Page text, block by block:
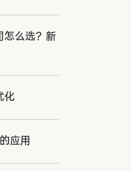
怎么选？新
化
应用